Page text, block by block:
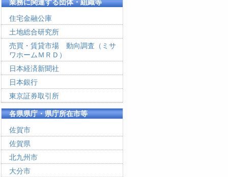
業務に関連する団体・組織等
住宅金融公庫
土地総合研究所
売買・賃貸市場 動向調査（ミサ
ワホームＭＲＤ）
日本経済新聞社
日本銀行
東京証券取引所
各県県庁・県庁所在市等
佐賀市
佐賀県
北九州市
大分市